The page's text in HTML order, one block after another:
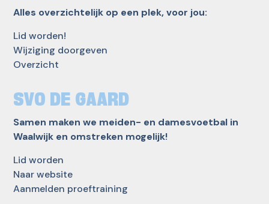
Alles overzichtelijk op een plek, voor jou:
Lid worden!
Wijziging doorgeven
Overzicht
SVO DE GAARD
Samen maken we meiden- en damesvoetbal in
Waalwijk en omstreken mogelijk!
Lid worden
Naar website
Aanmelden proeftraining